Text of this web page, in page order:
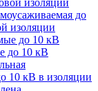
до
изоляции
до 10 кВ